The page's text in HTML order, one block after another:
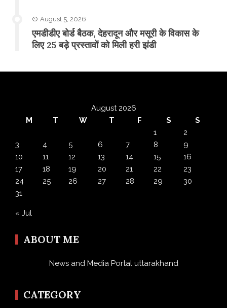
August 5, 2026
एमडीडीए बोर्ड बैठक, देहरादून और मसूरी के विकास के
लिए 25 बड़े प्रस्तावों को मिली हरी झंडी
August 2026
M
T W T F S
S
1
2
3
4 5 6 7 8
9
10
11 12 13 14 15
16
17
18 19 20 21 22
23
24
25 26 27 28 29
30
31
« Jul
ABOUT ME
News and Media Portal uttarakhand
CATEGORY